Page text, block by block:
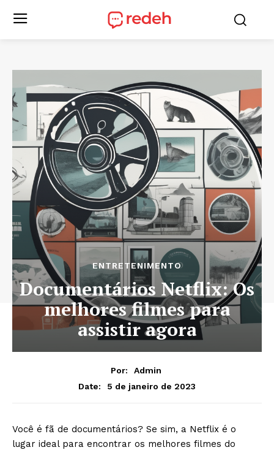
ENTRETENIMENTO
Documentários Netflix: Os
melhores filmes para
assistir agora
Por:
Admin
Date:
5 de janeiro de 2023
Você é fã de documentários? Se sim, a Netflix é o
lugar ideal para encontrar os melhores filmes do